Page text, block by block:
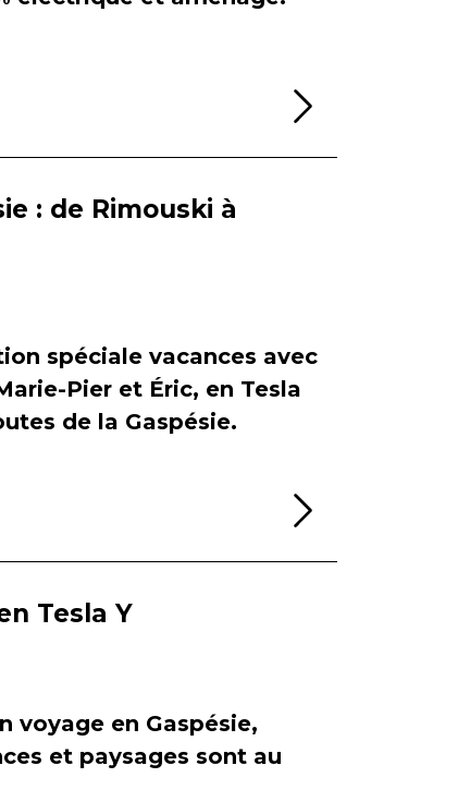
: de Rimouski à
spéciale vacances avec
Pier et Éric, en Tesla
de la Gaspésie.
Tesla Y
voyage en Gaspésie,
et paysages sont au